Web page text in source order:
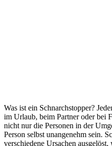
Was ist ein Schnarchstopper?
im Urlaub, beim Partner oder bei
nicht nur die Personen in der
Person selbst unangenehm sein.
verschiedene Ursachen